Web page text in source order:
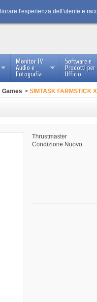
Monitor TV
Audio e
Fotografia
Software e
Prodotti per
Ufficio
l'esperienza dell'utente e
> SIMTASK FARMSTICK
Thrustmaster
Condizione Nuovo